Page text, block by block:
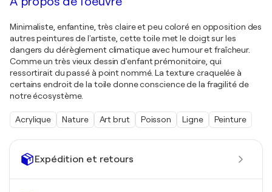
Expédition et retours
Minimaliste, enfantine, très claire et peu coloré en opposition des
autres peintures de l'artiste, cette toile met le doigt sur les
dangers du dérèglement climatique avec humour et fraîcheur.
Comme un très vieux dessin d'enfant prémonitoire, qui
ressortirait du passé à point nommé. La texture craquelée à
certains endroit de la toile donne conscience de la fragilité de
notre écosystème.
Acrylique Nature Art brut Poisson Ligne Peinture